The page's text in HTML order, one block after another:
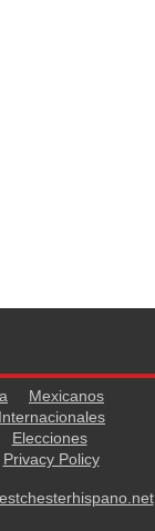
Mexicanos
Internacionales
Elecciones
Privacy Policy